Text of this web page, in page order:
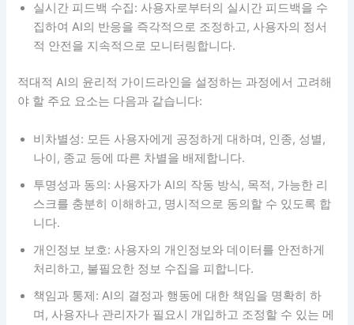
실시간 피드백 수집: 사용자로부터의 실시간 피드백을 수
집하여 AI의 반응을 즉각적으로 조정하고, 사용자의 정서
적 안전을 지속적으로 모니터링합니다.
적대적 AI의 윤리적 가이드라인을 설정하는 과정에서 고려해
야 할 주요 요소는 다음과 같습니다:
비차별성: 모든 사용자에게 공정하게 대하며, 인종, 성별,
나이, 종교 등에 따른 차별을 배제합니다.
투명성과 동의: 사용자가 AI의 작동 방식, 목적, 가능한 리
스크를 충분히 이해하고, 명시적으로 동의할 수 있도록 합
니다.
개인정보 보호: 사용자의 개인정보와 데이터를 안전하게
처리하고, 불필요한 정보 수집을 피합니다.
책임과 통제: AI의 결정과 행동에 대한 책임을 명확히 하
며, 사용자나 관리자가 필요시 개입하고 조정할 수 있는 메